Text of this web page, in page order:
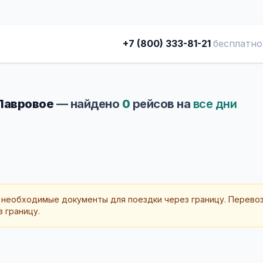
+7 (800) 333-81-21 бесплатно
— найдено 0 рейсов на все дни
документы для поездки через границу.
границу.